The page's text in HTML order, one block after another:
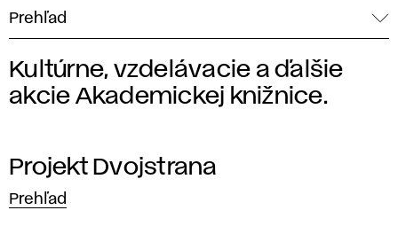
Prehľad
P
d
u
Kultúrne, vzdelávacie a ďalšie
akcie Akademickej knižnice.
Projekt Dvojstrana
Prehľad